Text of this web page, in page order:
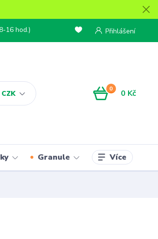
CZK
Přihlášení
16 hod.)
0 0 Kč
Granule Více